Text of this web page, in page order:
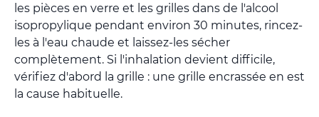
les pièces en verre et les grilles dans de l'alcool
isopropylique pendant environ 30 minutes, rincez-
les à l'eau chaude et laissez-les sécher
complètement. Si l'inhalation devient difficile,
vérifiez d'abord la grille : une grille encrassée en est
la cause habituelle.